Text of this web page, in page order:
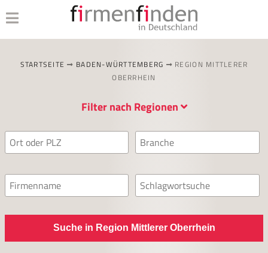
STARTSEITE BADEN-WÜRTTEMBERG
REGION MITTLERER
OBERRHEIN
Filter nach Regionen
Suche in Region Mittlerer Oberrhein